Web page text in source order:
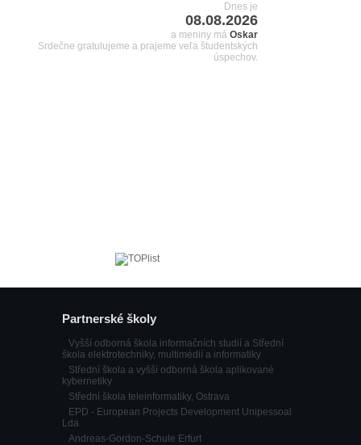
Dnes je
08.08.2026
a meniny má Oskar
Srdečne gratulujeme a prajeme veľa študentských
úspechov.
Partnerské školy
Vyšší odborná škola informačních studií a Střední
škola elektrotechniky, multimédií a informatiky
Střední škola a vyšší odborná škola aplikované
kybernetiky
Střední škola teleinformatiky, Ostrava
EPD - European Projects Development Unipessoal
Lda
Andreas-Gordon-Schule Erfurt